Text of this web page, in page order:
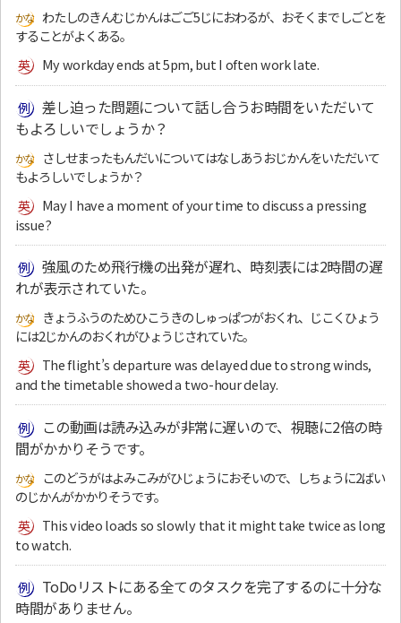
わたしのきんむじかんはごご5じにおわるが、おそくまでしごとを
することがよくある。
My workday ends at 5pm, but I often work late.
差し迫った問題について話し合うお時間をいただいて
もよろしいでしょうか？
さしせまったもんだいについてはなしあうおじかんをいただいて
もよろしいでしょうか？
May I have a moment of your time to discuss a pressing
issue?
強風のため飛行機の出発が遅れ、時刻表には2時間の遅
れが表示されていた。
きょうふうのためひこうきのしゅっぱつがおくれ、じこくひょう
には2じかんのおくれがひょうじされていた。
The flight’s departure was delayed due to strong winds,
and the timetable showed a two-hour delay.
この動画は読み込みが非常に遅いので、視聴に2倍の時
間がかかりそうです。
このどうがはよみこみがひじょうにおそいので、しちょうに2ばい
のじかんがかかりそうです。
This video loads so slowly that it might take twice as long
to watch.
ToDoリストにある全てのタスクを完了するのに十分な
時間がありません。